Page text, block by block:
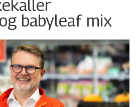
babyleaf mix